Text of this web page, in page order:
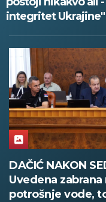
integritet Ukrajine"
DAČIĆ NAKON
Uvedena
potrošnje vode,